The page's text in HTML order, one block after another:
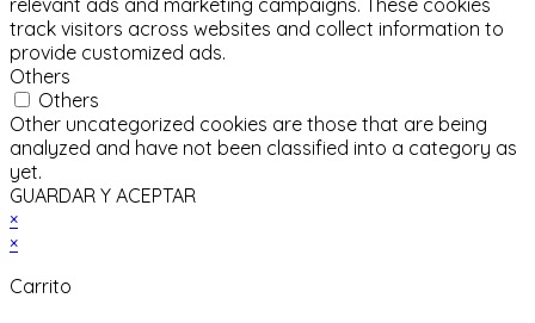
track visitors across websites and collect information to
provide customized ads.
Others
Others
Other uncategorized cookies are those that are being
analyzed and have not been classified into a category as
yet.
GUARDAR Y ACEPTAR
×
×
Carrito